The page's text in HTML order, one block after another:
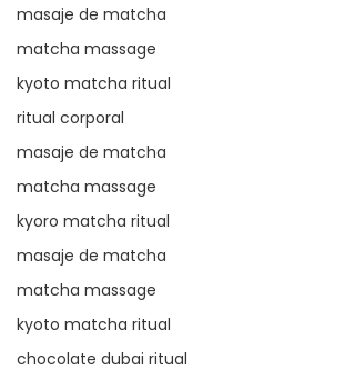
masaje de matcha
matcha massage
kyoto matcha ritual
ritual corporal
masaje de matcha
matcha massage
kyoro matcha ritual
masaje de matcha
matcha massage
kyoto matcha ritual
chocolate dubai ritual